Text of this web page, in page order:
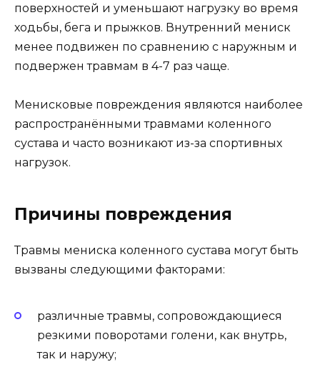
поверхностей и уменьшают нагрузку во время
ходьбы, бега и прыжков. Внутренний мениск
менее подвижен по сравнению с наружным и
подвержен травмам в 4-7 раз чаще.
Менисковые повреждения являются наиболее
распространёнными травмами коленного
сустава и часто возникают из-за спортивных
нагрузок.
Причины повреждения
Травмы мениска коленного сустава могут быть
вызваны следующими факторами:
различные травмы, сопровождающиеся
резкими поворотами голени, как внутрь,
так и наружу;